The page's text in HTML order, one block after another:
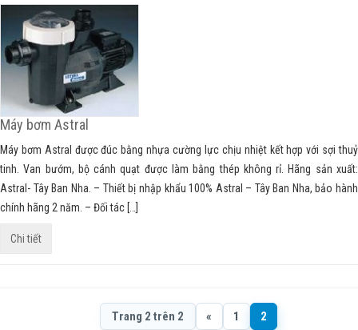
Máy bơm Astral
Máy bơm Astral được đúc bằng nhựa cường lực chịu nhiệt kết hợp với sợi thuỷ
tinh. Van bướm, bộ cánh quạt được làm bằng thép không rỉ. Hãng sản xuất:
Astral- Tây Ban Nha. – Thiết bị nhập khẩu 100% Astral – Tây Ban Nha, bảo hành
chính hãng 2 năm. – Đối tác […]
Chi tiết
Trang 2 trên 2 « 1 2